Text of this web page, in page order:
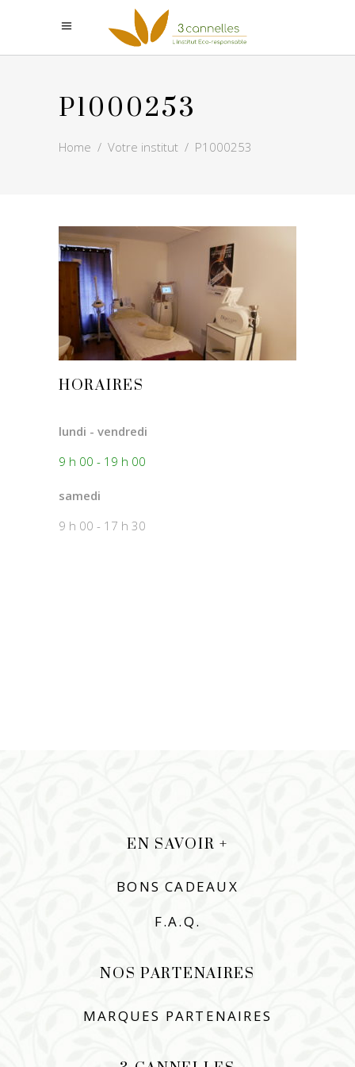
P1000253
Home / Votre institut / P1000253
HORAIRES
lundi - vendredi
9 h 00 - 19 h 00
samedi
9 h 00 - 17 h 30
EN SAVOIR +
BONS CADEAUX
F.A.Q.
NOS PARTENAIRES
MARQUES PARTENAIRES